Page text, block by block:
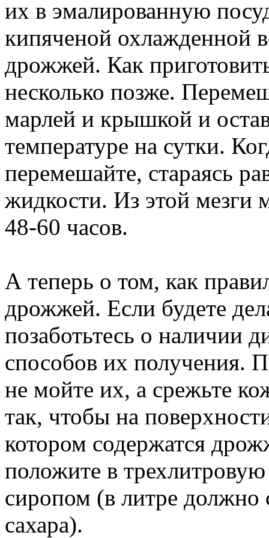
их в эмалированную
кипяченой охлажденной
дрожжей. Как
несколько позже.
марлей и крышкой и
температуре на сутки.
перемешайте, стараясь
жидкости. Из этой мезги
48-60 часов.
А теперь о том, как
дрожжей. Если будете
позаботьтесь о наличии
способов их получения.
не мойте их, а срежьте
так, чтобы на
котором содержатся
положите в
сиропом (в литре должно
сахара).